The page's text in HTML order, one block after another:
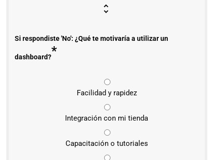
Si respondiste 'No': ¿Qué te motivaría a utilizar un
dashboard?*
Facilidad y rapidez
Integración con mi tienda
Capacitación o tutoriales